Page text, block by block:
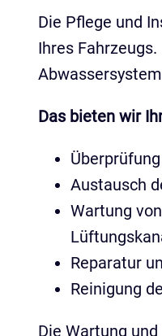
Die Pflege und
Ihres
Das bieten wir
Austausch
Wartung
Reparatur
Reinigung
Die Wartung